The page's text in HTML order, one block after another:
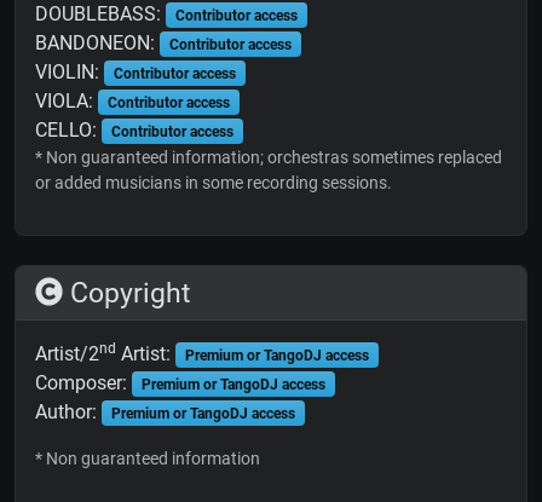
DOUBLEBASS: Contributor access
BANDONEON: Contributor access
VIOLIN: Contributor access
VIOLA: Contributor access
CELLO: Contributor access
* Non guaranteed information; orchestras sometimes replaced
or added musicians in some recording sessions.
Copyright
Artist/2nd Artist: Premium or TangoDJ access
Composer: Premium or TangoDJ access
Author: Premium or TangoDJ access
* Non guaranteed information